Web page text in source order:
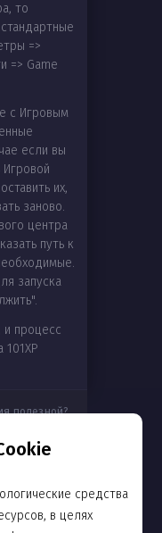
средства
в целях
то
=>
=> Game
с Игровым
если вы
Игровой
их,
заново.
центра
путь к
запуска
и процесс
полезной?
Нет